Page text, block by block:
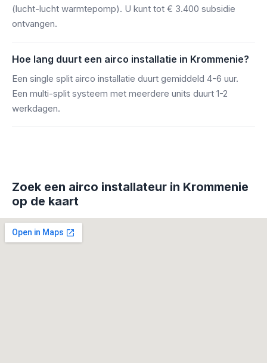
(lucht-lucht warmtepomp). U kunt tot € 3.400 subsidie
ontvangen.
Hoe lang duurt een airco installatie in Krommenie?
Een single split airco installatie duurt gemiddeld 4-6 uur.
Een multi-split systeem met meerdere units duurt 1-2
werkdagen.
Zoek een airco installateur in Krommenie
op de kaart